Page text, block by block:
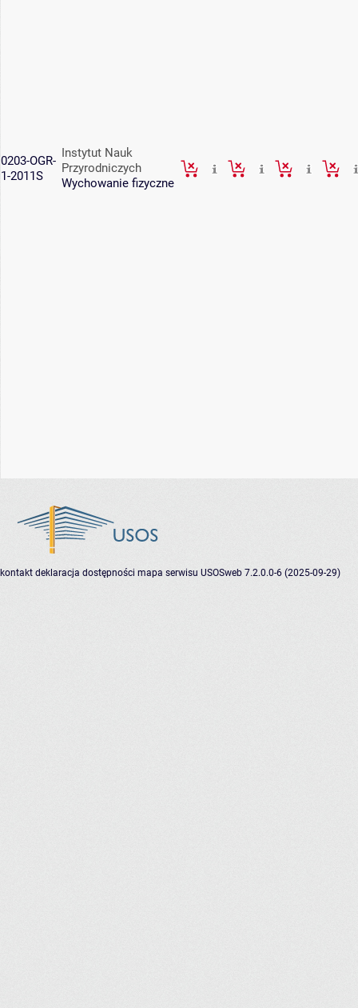
0203-OGR-
1-2011S
Instytut Nauk
Przyrodniczych
Wychowanie fizyczne
kontakt deklaracja dostępności mapa serwisu USOSweb 7.2.0.0-6 (2025-09-29)